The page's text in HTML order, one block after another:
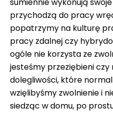
przychodzą do pracy
popatrzymy na kulturę
pracy zdalnej czy
ogóle nie korzysta ze
jesteśmy przeziębieni czy
dolegliwości, które
wzięlibyśmy zwolnienie i
siedząc w domu, po